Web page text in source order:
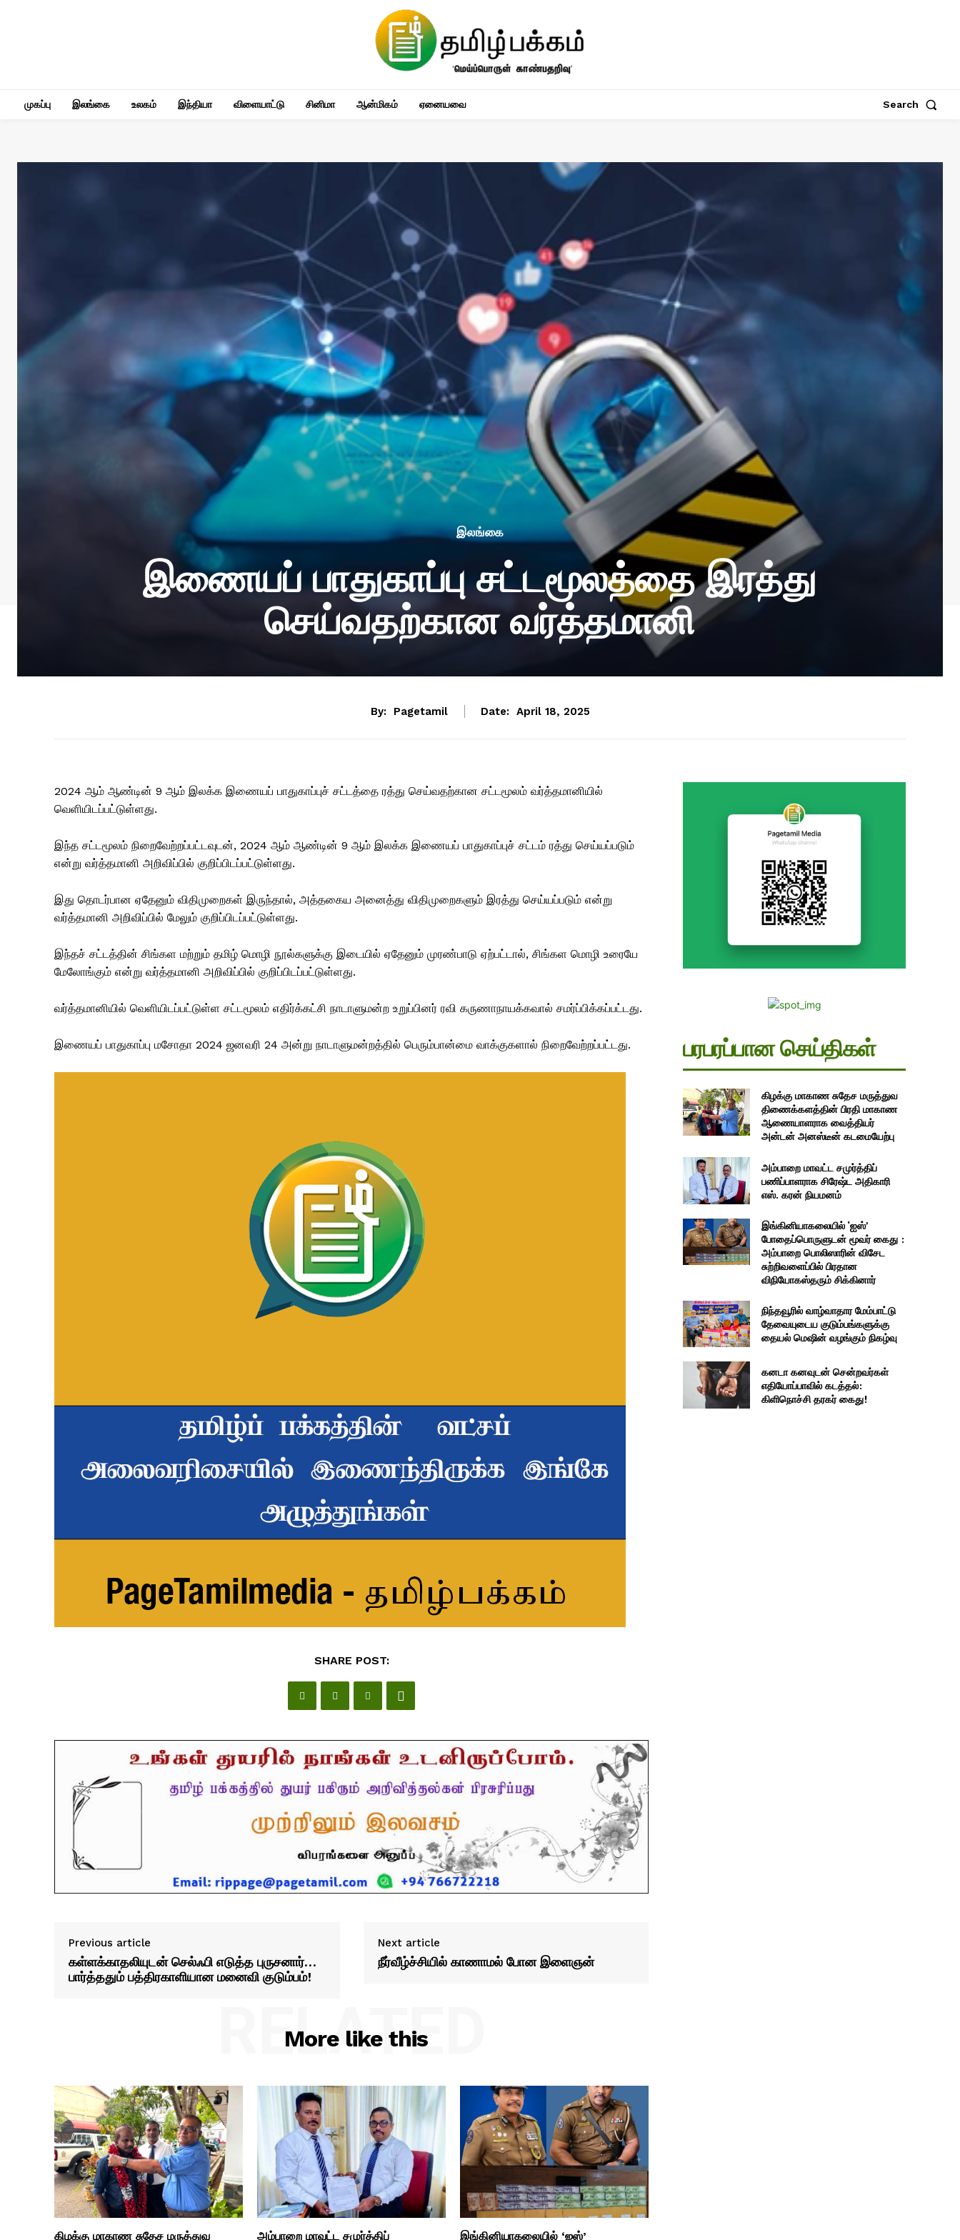
முகப்பு இலங்கை உலகம் இந்தியா விளையாட்டு சினிமா ஆன்மிகம் ஏனையவை Search
இலங்கை
இணையப் பாதுகாப்பு சட்டமூலத்தை இரத்து
செய்வதற்கான வர்த்தமானி
By: Pagetamil Date: April 18, 2025
2024 ஆம் ஆண்டின் 9 ஆம் இலக்க இணையப் பாதுகாப்புச் சட்டத்தை ரத்து செய்வதற்கான சட்டமூலம் வர்த்தமானியில்
வெளியிடப்பட்டுள்ளது.
இந்த சட்டமூலம் நிறைவேற்றப்பட்டவுடன், 2024 ஆம் ஆண்டின் 9 ஆம் இலக்க இணையப் பாதுகாப்புச் சட்டம் ரத்து செய்யப்படும்
என்று வர்த்தமானி அறிவிப்பில் குறிப்பிடப்பட்டுள்ளது.
இது தொடர்பான ஏதேனும் விதிமுறைகள் இருந்தால், அத்தகைய அனைத்து விதிமுறைகளும் இரத்து செய்யப்படும் என்று
வர்த்தமானி அறிவிப்பில் மேலும் குறிப்பிடப்பட்டுள்ளது.
இந்தச் சட்டத்தின் சிங்கள மற்றும் தமிழ் மொழி நூல்களுக்கு இடையில் ஏதேனும் முரண்பாடு ஏற்பட்டால், சிங்கள மொழி உரையே
மேலோங்கும் என்று வர்த்தமானி அறிவிப்பில் குறிப்பிடப்பட்டுள்ளது.
வர்த்தமானியில் வெளியிடப்பட்டுள்ள சட்டமூலம் எதிர்க்கட்சி நாடாளுமன்ற உறுப்பினர் ரவி கருணாநாயக்கவால் சமர்ப்பிக்கப்பட்டது.
இணையப் பாதுகாப்பு மசோதா 2024 ஜனவரி 24 அன்று நாடாளுமன்றத்தில் பெரும்பான்மை வாக்குகளால் நிறைவேற்றப்பட்டது.
SHARE POST:
Previous article
கள்ளக்காதலியுடன் செல்ஃபி எடுத்த புருசனார்…
பார்த்ததும் பத்திரகாளியான மனைவி குடும்பம்!
Next article
நீர்வீழ்ச்சியில் காணாமல் போன இளைஞன்
More like this
RELATED
கிழக்கு மாகாண சுதேச மருத்துவ அம்பாறை மாவட்ட சமுர்த்திப் இங்கினியாகலையில் ‘ஐஸ்’
பரபரப்பான செய்திகள்
கிழக்கு மாகாண சுதேச மருத்துவ
திணைக்களத்தின் பிரதி மாகாண
ஆணையாளராக வைத்தியர்
அன்டன் அனஸ்டீன் கடமையேற்பு
அம்பாறை மாவட்ட சமுர்த்திப்
பணிப்பாளராக சிரேஷ்ட அதிகாரி
எஸ். கரன் நியமனம்
இங்கினியாகலையில் ‘ஐஸ்’
போதைப்பொருளுடன் மூவர் கைது :
அம்பாறை பொலிஸாரின் விசேட
சுற்றிவளைப்பில் பிரதான
விநியோகஸ்தரும் சிக்கினார்
நிந்தவூரில் வாழ்வாதார மேம்பாட்டு
தேவையுடைய குடும்பங்களுக்கு
தையல் மெஷின் வழங்கும் நிகழ்வு
கனடா கனவுடன் சென்றவர்கள்
எதியோப்பாவில் கடத்தல்:
கிளிநொச்சி தரகர் கைது!